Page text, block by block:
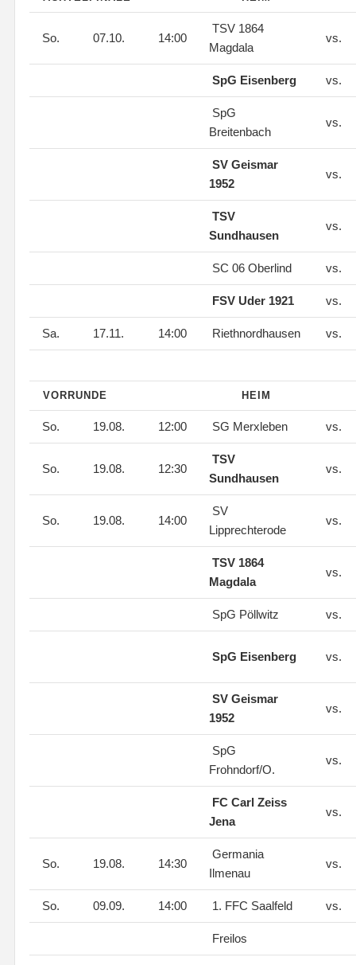
So. 07.10. 14:00
TSV 1864
Magdala
vs.
SpG Eisenberg vs.
SpG
Breitenbach
vs.
SV Geismar
1952
vs.
TSV
Sundhausen
vs.
SC 06 Oberlind vs.
FSV Uder 1921 vs.
Sa. 17.11. 14:00 Riethnordhausen vs.
VORRUNDE HEIM
So. 19.08. 12:00 SG Merxleben vs.
So. 19.08. 12:30
TSV
Sundhausen
vs.
So. 19.08. 14:00
SV
Lipprechterode
vs.
TSV 1864
Magdala
vs.
SpG Pöllwitz vs.
SpG Eisenberg vs.
SV Geismar
1952
vs.
SpG
Frohndorf/O.
vs.
FC Carl Zeiss
Jena
vs.
So. 19.08. 14:30
Germania
Ilmenau
vs.
So. 09.09. 14:00 1. FFC Saalfeld vs.
Freilos